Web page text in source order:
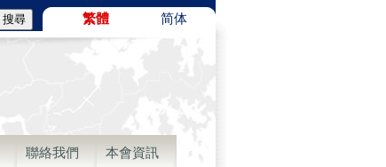
繁體 简体
聯絡我們 本會資訊